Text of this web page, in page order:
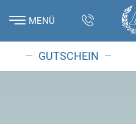
MENÜ
GUTSCHEIN